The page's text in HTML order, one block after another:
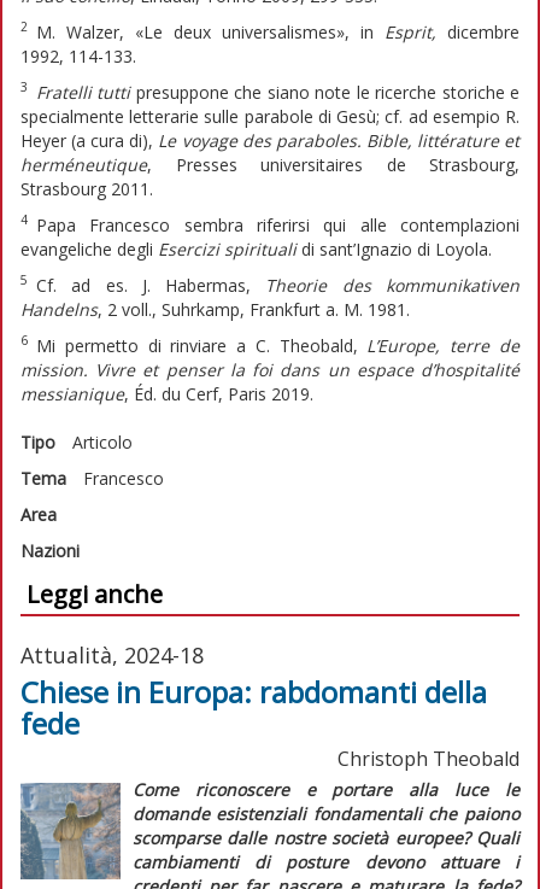
2 M. Walzer, «Le deux universalismes», in Esprit, dicembre
1992, 114-133.
3 Fratelli tuttipresuppone che siano note le ricerche storiche e
specialmente letterarie sulle parabole di Gesù; cf. ad esempio R.
Heyer (a cura di), Le voyage des paraboles. Bible, littérature et
herméneutique, Presses universitaires de Strasbourg,
Strasbourg 2011.
4 Papa Francesco sembra riferirsi qui alle contemplazioni
evangeliche degli Esercizi spiritualidi sant’Ignazio di Loyola.
5 Cf. ad es. J. Habermas, Theorie des kommunikativen
Handelns, 2 voll., Suhrkamp, Frankfurt a. M. 1981.
6 Mi permetto di rinviare a C. Theobald, L’Europe, terre de
mission. Vivre et penser la foi dans un espace d’hospitalité
messianique, Éd. du Cerf, Paris 2019.
Tipo
Articolo
Tema
Francesco
Area
Nazioni
Leggi anche
Attualità, 2024-18
Chiese in Europa: rabdomanti della
fede
Christoph Theobald
Come riconoscere e portare alla luce le
domande esistenziali fondamentaliche paiono
scomparse dalle nostre società europee? Quali
cambiamenti di posture
devono attuare i